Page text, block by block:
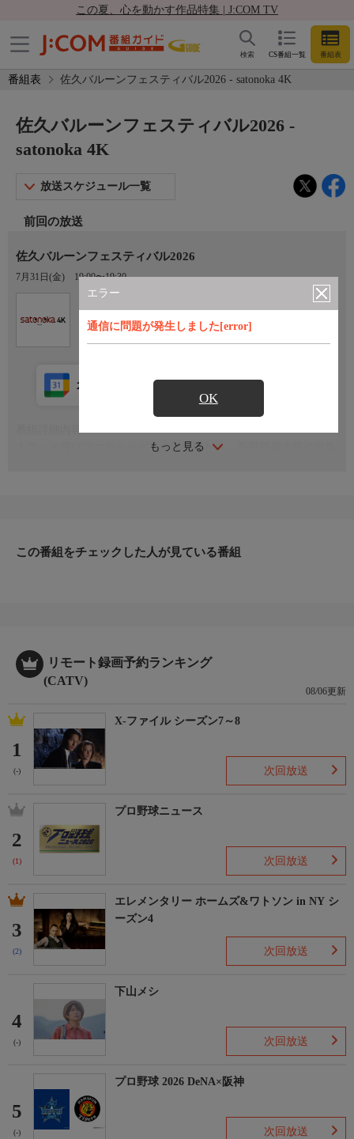
この夏、心を動かす作品特集 | J:COM TV
CS番組一覧 番組表
検索
番組表 佐久バルーンフェスティバル2026 - satonoka 4K
エラー
通信に問題が発生しました[error]
OK
佐久バルーンフェスティバル2026 -
satonoka 4K
放送スケジュール一覧
前回の放送
佐久バルーンフェスティバル2026
7月31日(金) 19:00〜19:30
もっと見る
カレンダー登録 アプリ視聴
大空へと飛び立つ色とりどりの熱気球たち。長野県最大級の熱気
この番組をチェックした人が見ている番組
リモート録画予約ランキング
(CATV)
08/06更新
1
(-)
X-ファイル シーズン7～8
次回放送
2
(1)
プロ野球ニュース
次回放送
3
(2)
エレメンタリー ホームズ&ワトソン in NY シ
ーズン4
次回放送
4
(-)
下山メシ
次回放送
5
(-)
プロ野球 2026 DeNA×阪神
次回放送